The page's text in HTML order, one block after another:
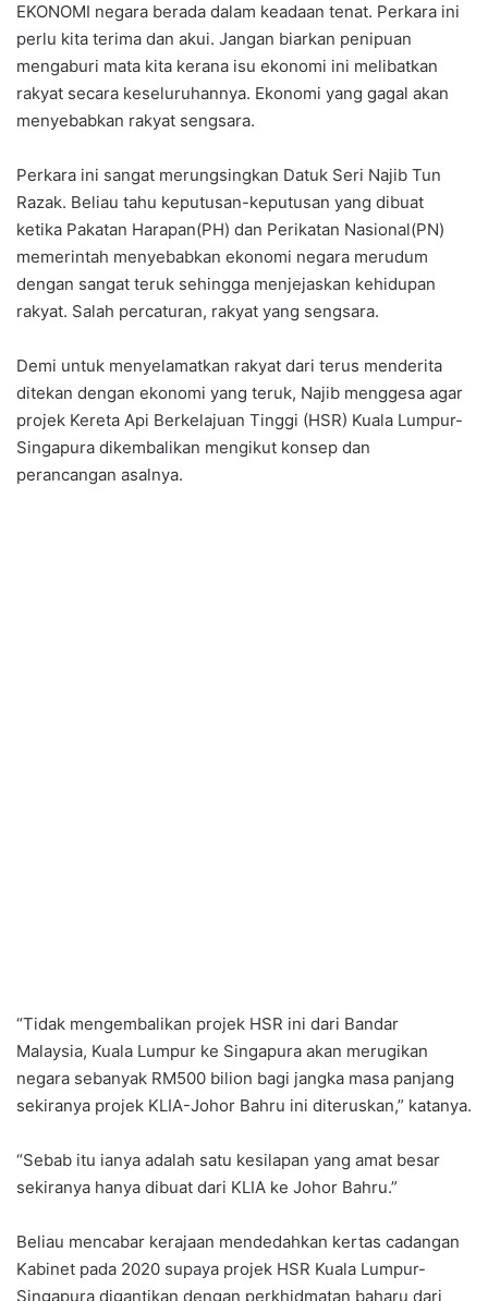
EKONOMI negara berada dalam keadaan tenat. Perkara ini
perlu kita terima dan akui. Jangan biarkan penipuan
mengaburi mata kita kerana isu ekonomi ini melibatkan
rakyat secara keseluruhannya. Ekonomi yang gagal akan
menyebabkan rakyat sengsara.
Perkara ini sangat merungsingkan Datuk Seri Najib Tun
Razak. Beliau tahu keputusan-keputusan yang dibuat
ketika Pakatan Harapan(PH) dan Perikatan Nasional(PN)
memerintah menyebabkan ekonomi negara merudum
dengan sangat teruk sehingga menjejaskan kehidupan
rakyat. Salah percaturan, rakyat yang sengsara.
Demi untuk menyelamatkan rakyat dari terus menderita
ditekan dengan ekonomi yang teruk, Najib menggesa agar
projek Kereta Api Berkelajuan Tinggi (HSR) Kuala Lumpur-
Singapura dikembalikan mengikut konsep dan
perancangan asalnya.
“Tidak mengembalikan projek HSR ini dari Bandar
Malaysia, Kuala Lumpur ke Singapura akan merugikan
negara sebanyak RM500 bilion bagi jangka masa panjang
sekiranya projek KLIA-Johor Bahru ini diteruskan,” katanya.
“Sebab itu ianya adalah satu kesilapan yang amat besar
sekiranya hanya dibuat dari KLIA ke Johor Bahru.”
Beliau mencabar kerajaan mendedahkan kertas cadangan
Kabinet pada 2020 supaya projek HSR Kuala Lumpur-
Singapura digantikan dengan perkhidmatan baharu dari